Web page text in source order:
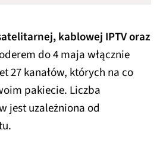
kablowej IPTV oraz
do 4 maja włącznie
27 kanałów, których na co
pakiecie. Liczba
jest uzależniona od